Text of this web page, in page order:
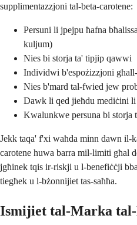
supplimentazzjoni tal-beta-carotene:
Persuni li jpejpu ħafna
kuljum)
Nies bi storja ta' tipjip qawwi
Individwi b'espożizzjoni għall-
Nies b'mard tal-fwied jew
Dawk li qed jieħdu mediċini li
Kwalunkwe persuna bi storja
Jekk taqa' f'xi waħda minn dawn il-
carotene huwa barra mil-limiti għal
jgħinek tqis ir-riskji u l-benefiċċji
tiegħek u l-bżonnijiet tas-saħħa.
Ismijiet tal-Marka tal-